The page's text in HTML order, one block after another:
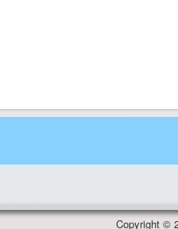
Copyright ©